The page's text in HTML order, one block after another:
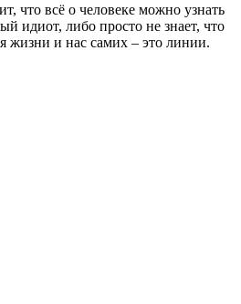
что всё о человеке можно узнать
идиот, либо просто не знает, что
жизни и нас самих – это линии.